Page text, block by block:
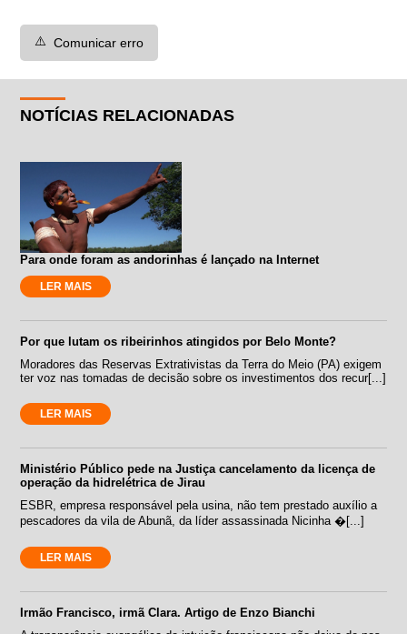
⚠️ Comunicar erro
NOTÍCIAS RELACIONADAS
Para onde foram as andorinhas é lançado na Internet
LER MAIS
Por que lutam os ribeirinhos atingidos por Belo Monte?
Moradores das Reservas Extrativistas da Terra do Meio (PA) exigem
ter voz nas tomadas de decisão sobre os investimentos dos recur[...]
LER MAIS
Ministério Público pede na Justiça cancelamento da licença de
operação da hidrelétrica de Jirau
ESBR, empresa responsável pela usina, não tem prestado auxílio a
pescadores da vila de Abunã, da líder assassinada Nicinha �[...]
LER MAIS
Irmão Francisco, irmã Clara. Artigo de Enzo Bianchi